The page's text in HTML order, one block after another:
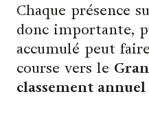
Chaque présence
donc importante,
accumulé peut
course vers le
classement annuel